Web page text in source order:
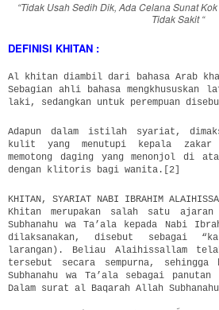
“Tidak Usah Sedih Dik, Ada Celana Sunat
Tidak Sakit “
DEFINISI KHITAN :
Al khitan diambil dari bahasa Arab
Sebagian ahli bahasa
laki, sedangkan untuk perempuan
Adapun dalam istilah syariat,
kulit yang menutupi kepala
memotong daging yang menonjol di
dengan klitoris bagi wanita.[2]
KHITAN, SYARIAT NABI IBRAHIM
Khitan merupakan salah satu
Subhanahu wa Ta’ala kepada Nabi
dilaksanakan, disebut sebagai
larangan). Beliau Alaihissallam
tersebut secara sempurna,
Subhanahu wa Ta’ala sebagai
Dalam surat al Baqarah Allah